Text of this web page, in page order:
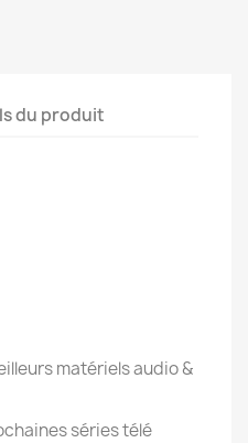
du produit
matériels audio &
séries télé